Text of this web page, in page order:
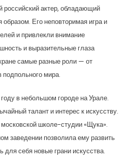
актер, обладающий
Его неповторимая игра и
и привлекли внимание
и выразительные глаза
самые разные роли — от
подпольного мира.
в небольшом городе на Урале.
талант и интерес к искусству.
школе-студии «Щука».
заведении позволила ему развить
для себя новые грани искусства.